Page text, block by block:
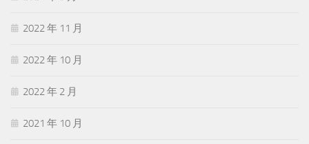
2022 年 11 月
2022 年 10 月
2022 年 2 月
2021 年 10 月